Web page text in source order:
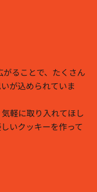
ることで、たくさん
が込められていま
軽に取り入れてほし
いクッキーを作って